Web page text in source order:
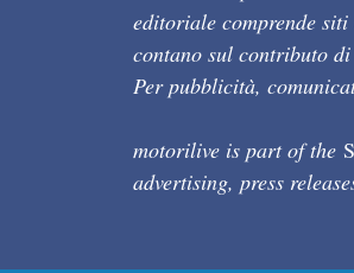
editoriale comprende
contano sul contributo
Per pubblicità,
motorilive is part of the
advertising, press